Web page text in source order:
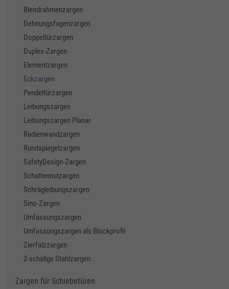
Blendrahmenzargen
Dehnungsfugenzargen
Doppeltürzargen
Duplex-Zargen
Elementzargen
Eckzargen
Pendeltürzargen
Leibungszargen
Leibungszargen Planar
Radienwandzargen
Rundspiegelzargen
SafetyDesign-Zargen
Schattennutzargen
Schrägleibungszargen
Sino-Zargen
Umfassungszargen
Umfassungszargen als Blockprofil
Zierfalzzargen
2-schalige Stahlzargen
Zargen für Schiebetüren